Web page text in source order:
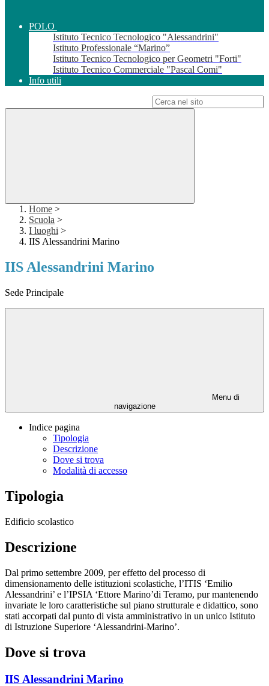
POLO
Istituto Tecnico Tecnologico "Alessandrini"
Istituto Professionale “Marino”
Istituto Tecnico Tecnologico per Geometri "Forti"
Istituto Tecnico Commerciale "Pascal Comi"
Info utili
Home >
Scuola >
I luoghi >
IIS Alessandrini Marino
IIS Alessandrini Marino
Sede Principale
Menu di
navigazione
Indice pagina
Tipologia
Descrizione
Dove si trova
Modalità di accesso
Tipologia
Edificio scolastico
Descrizione
Dal primo settembre 2009, per effetto del processo di
dimensionamento delle istituzioni scolastiche, l’ITIS ‘Emilio
Alessandrini’ e l’IPSIA ‘Ettore Marino’di Teramo, pur mantenendo
invariate le loro caratteristiche sul piano strutturale e didattico, sono
stati accorpati dal punto di vista amministrativo in un unico Istituto
di Istruzione Superiore ‘Alessandrini-Marino’.
Dove si trova
IIS Alessandrini Marino